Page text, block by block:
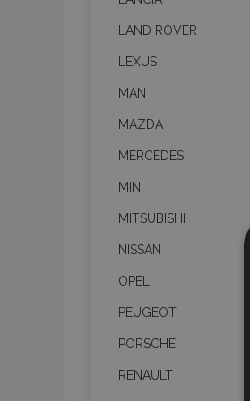
LAND ROVER
LEXUS
MAN
MAZDA
MERCEDES
MINI
MITSUBISHI
NISSAN
OPEL
PEUGEOT
PORSCHE
RENAULT